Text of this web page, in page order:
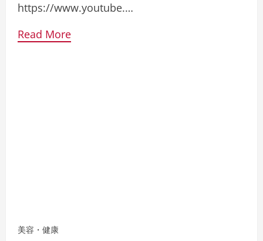
https://www.youtube.…
Read More
美容・健康